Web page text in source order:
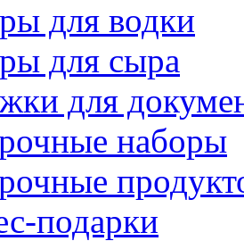
для водки
для сыра
для
наборы
подарки